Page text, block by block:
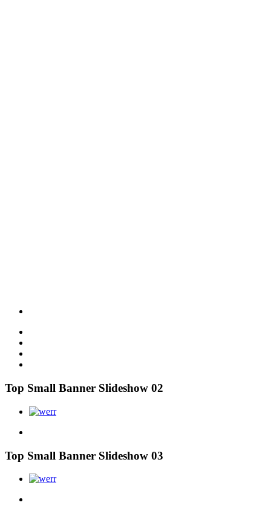
Top Small Banner Slideshow 02
Top Small Banner Slideshow 03